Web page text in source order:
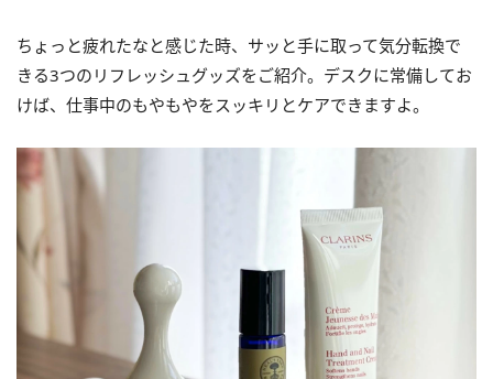
ちょっと疲れたなと感じた時、サッと手に取って気分転換で
きる3つのリフレッシュグッズをご紹介。デスクに常備してお
けば、仕事中のもやもやをスッキリとケアできますよ。